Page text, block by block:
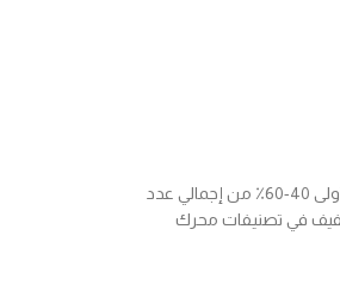
يتم تقديم نتائج البحث في قائمة مرتبة ، وكلما كان الموقع في أعلى هذه القائمة ، زاد عدد الزيارات التي سيتلقاها الموقع. على سبيل المثال ، بالنسبة لاستعلام بحث نموذجي ، ستتلقى النتيجة الأولى 40-60٪ من إجمالي عدد
، حتى التحسين الطفيف في تصنيفات محرك